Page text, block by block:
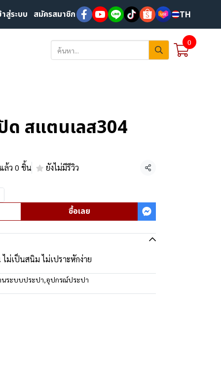
าสู่ระบบ สมัครสมาชิก TH
0
ด สแตนเลส304
ล้ว 0 ชิ้น ยังไม่มีรีวิว แชร์
ซื้อเลย
ม่เป็นสนิม ไม่เปราะหักง่าย
นระบบประปา,อุปกรณ์ประปา